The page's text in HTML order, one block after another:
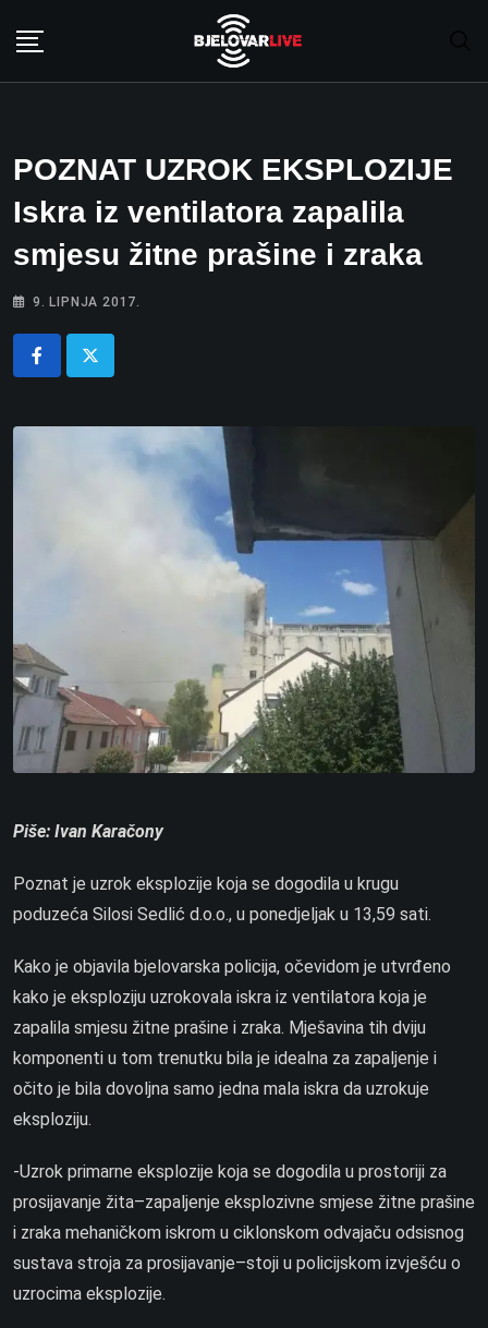
POZNAT UZROK EKSPLOZIJE
Iskra iz ventilatora zapalila
smjesu žitne prašine i zraka
9. LIPNJA 2017.
Piše: Ivan Karačony
Poznat je uzrok eksplozije koja se dogodila u krugu
poduzeća Silosi Sedlić d.o.o., u ponedjeljak u 13,59 sati.
Kako je objavila bjelovarska policija, očevidom je utvrđeno
kako je eksploziju uzrokovala iskra iz ventilatora koja je
zapalila smjesu žitne prašine i zraka. Mješavina tih dviju
komponenti u tom trenutku bila je idealna za zapaljenje i
očito je bila dovoljna samo jedna mala iskra da uzrokuje
eksploziju.
-Uzrok primarne eksplozije koja se dogodila u prostoriji za
prosijavanje žita–zapaljenje eksplozivne smjese žitne prašine
i zraka mehaničkom iskrom u ciklonskom odvajaču odsisnog
sustava stroja za prosijavanje–stoji u policijskom izvješću o
uzrocima eksplozije.